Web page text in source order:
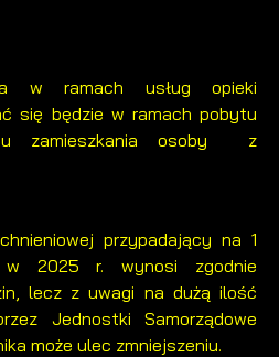
w ramach usług opieki
się będzie w ramach pobytu
zamieszkania osoby z
przypadający na 1
w 2025 r. wynosi zgodnie
lecz z uwagi na dużą ilość
Jednostki Samorządowe
może ulec zmniejszeniu.